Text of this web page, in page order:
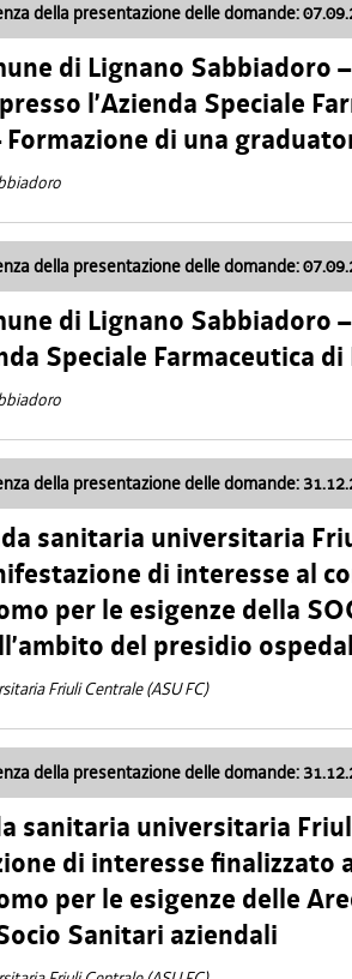
della presentazione delle domande:
di Lignano Sabbiadoro –
l’Azienda Speciale
di una
della presentazione delle domande:
di Lignano Sabbiadoro –
Speciale Farmaceutica
della presentazione delle domande:
sanitaria universitaria
di interesse al
per le esigenze della
del presidio
Friuli Centrale (ASU FC)
della presentazione delle domande:
sanitaria universitaria
di interesse finalizzato
per le esigenze delle
Sanitari aziendali